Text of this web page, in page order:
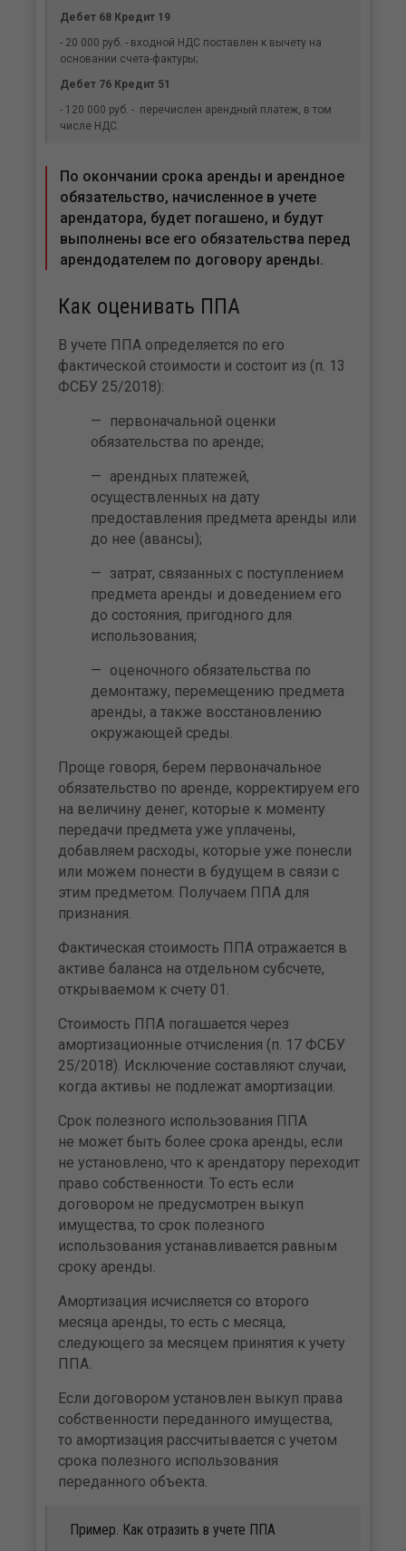
Дебет 68 Кредит 19
- 20 000 руб. - входной НДС поставлен к вычету на
основании счета-фактуры;
Дебет 76 Кредит 51
- 120 000 руб. - перечислен арендный платеж, в том
числе НДС.
По окончании срока аренды и арендное
обязательство, начисленное в учете
арендатора, будет погашено, и будут
выполнены все его обязательства перед
арендодателем по договору аренды.
Как оценивать ППА
В учете ППА определяется по его
фактической стоимости и состоит из (п. 13
ФСБУ 25/2018):
первоначальной оценки
обязательства по аренде;
арендных платежей,
осуществленных на дату
предоставления предмета аренды или
до нее (авансы);
затрат, связанных с поступлением
предмета аренды и доведением его
до состояния, пригодного для
использования;
оценочного обязательства по
демонтажу, перемещению предмета
аренды, а также восстановлению
окружающей среды.
Проще говоря, берем первоначальное
обязательство по аренде, корректируем его
на величину денег, которые к моменту
передачи предмета уже уплачены,
добавляем расходы, которые уже понесли
или можем понести в будущем в связи с
этим предметом. Получаем ППА для
признания.
Фактическая стоимость ППА отражается в
активе баланса на отдельном субсчете,
открываемом к счету 01.
Стоимость ППА погашается через
амортизационные отчисления (п. 17 ФСБУ
25/2018). Исключение составляют случаи,
когда активы не подлежат амортизации.
Срок полезного использования ППА
не может быть более срока аренды, если
не установлено, что к арендатору переходит
право собственности. То есть если
договором не предусмотрен выкуп
имущества, то срок полезного
использования устанавливается равным
сроку аренды.
Амортизация исчисляется со второго
месяца аренды, то есть с месяца,
следующего за месяцем принятия к учету
ППА.
Если договором установлен выкуп права
собственности переданного имущества,
то амортизация рассчитывается с учетом
срока полезного использования
переданного объекта.
Пример. Как отразить в учете ППА